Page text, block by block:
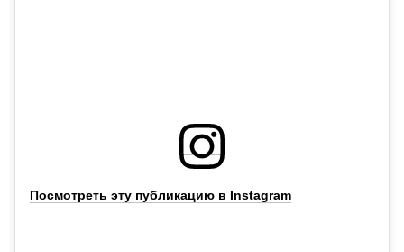
Посмотреть эту публикацию в Instagram